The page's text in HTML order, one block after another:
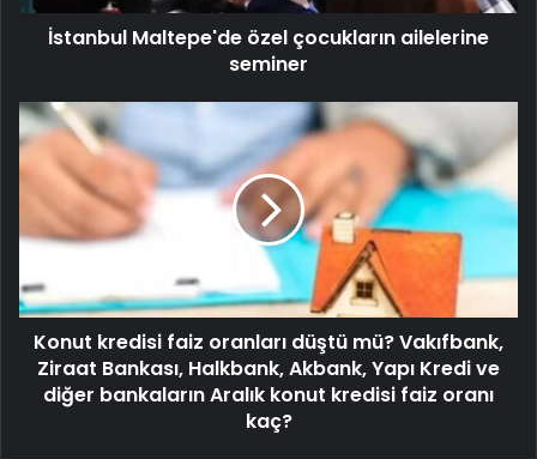
İstanbul Maltepe'de özel çocukların ailelerine
seminer
Konut kredisi faiz oranları düştü mü? Vakıfbank,
Ziraat Bankası, Halkbank, Akbank, Yapı Kredi ve
diğer bankaların Aralık konut kredisi faiz oranı
kaç?